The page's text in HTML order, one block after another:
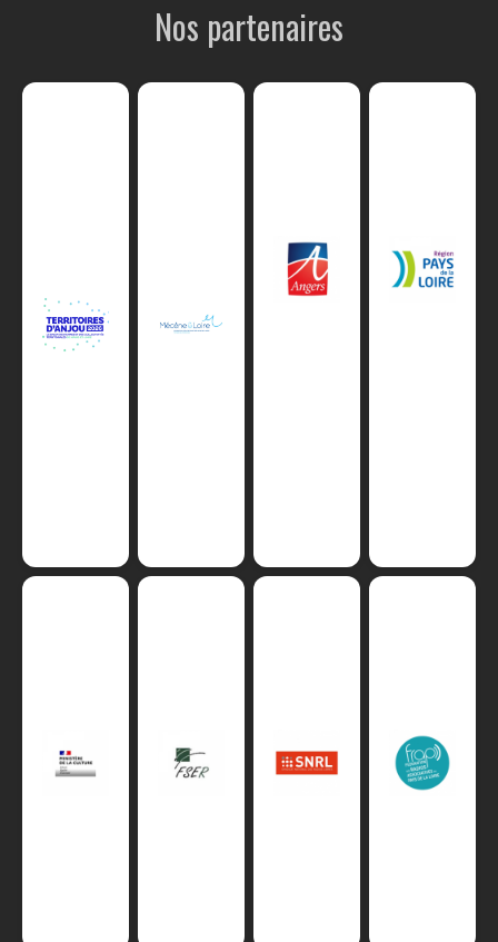
Nos partenaires